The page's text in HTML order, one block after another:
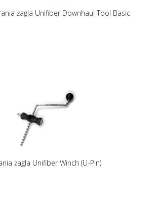
żagla Unifiber Downhaul Tool Basic
żagla Unifiber Winch (U-Pin)